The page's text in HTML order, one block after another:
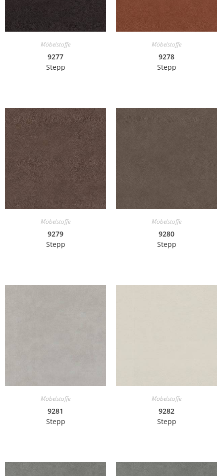
Möbelstoffe
9277
Stepp
Möbelstoffe
9278
Stepp
Möbelstoffe
9279
Stepp
Möbelstoffe
9280
Stepp
Möbelstoffe
9281
Stepp
Möbelstoffe
9282
Stepp